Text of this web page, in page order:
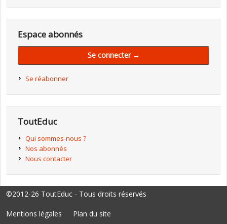
Espace abonnés
Se connecter →
Se réabonner
ToutEduc
Qui sommes-nous ?
Nos abonnés
Nous contacter
©2012-26 ToutEduc - Tous droits réservés
Mentions légales Plan du site